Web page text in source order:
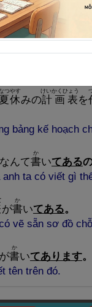
幹線
んかんせん
と駅
えきまえ
のホ
丈夫
じょうぶ
です。」
đặt vé tàu
rồi nên mọi thứ
夏休
つやす
みの計 画 表
けいかくひょう
を
bảng kế hoạch
んて書
か
いてある
ta có viết gì
が書
か
いてある。
vẽ sẵn sơ đồ
書
か
いてあります。
tên trên đó.